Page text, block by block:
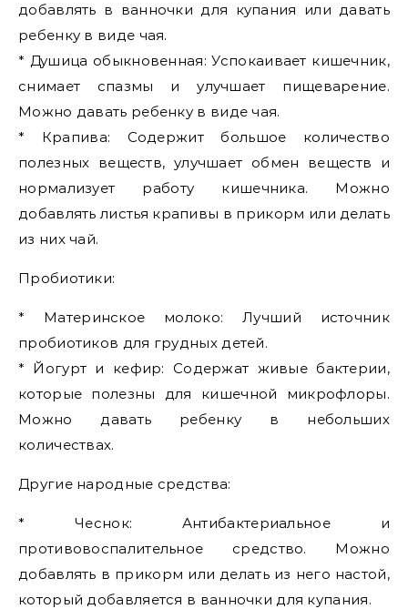
добавлять в ванночки для купания или давать
ребенку в виде чая.
* Душица обыкновенная: Успокаивает кишечник,
снимает спазмы и улучшает пищеварение.
Можно давать ребенку в виде чая.
* Крапива: Содержит большое количество
полезных веществ, улучшает обмен веществ и
нормализует работу кишечника. Можно
добавлять листья крапивы в прикорм или делать
из них чай.
Пробиотики:
* Материнское молоко: Лучший источник
пробиотиков для грудных детей.
* Йогурт и кефир: Содержат живые бактерии,
которые полезны для кишечной микрофлоры.
Можно давать ребенку в небольших
количествах.
Другие народные средства:
* Чеснок: Антибактериальное и
противовоспалительное средство. Можно
добавлять в прикорм или делать из него настой,
который добавляется в ванночки для купания.